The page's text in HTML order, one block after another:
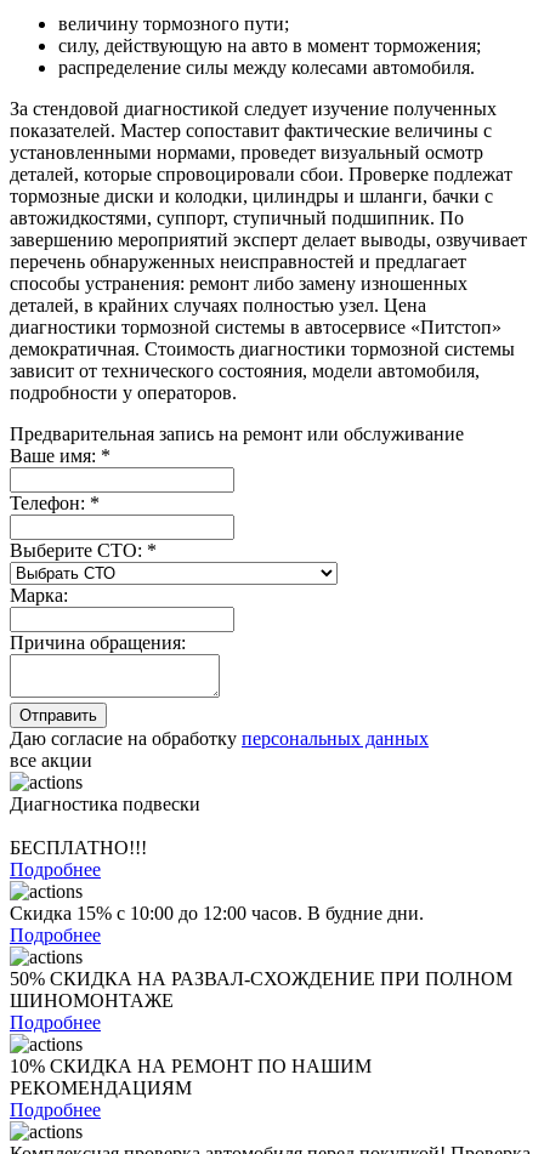
величину тормозного пути;
силу, действующую на авто в момент торможения;
распределение силы между колесами автомобиля.
За стендовой диагностикой следует изучение полученных
показателей. Мастер сопоставит фактические величины с
установленными нормами, проведет визуальный осмотр
деталей, которые спровоцировали сбои. Проверке подлежат
тормозные диски и колодки, цилиндры и шланги, бачки с
автожидкостями, суппорт, ступичный подшипник. По
завершению мероприятий эксперт делает выводы, озвучивает
перечень обнаруженных неисправностей и предлагает
способы устранения: ремонт либо замену изношенных
деталей, в крайних случаях полностью узел. Цена
диагностики тормозной системы в автосервисе «Питстоп»
демократичная. Стоимость диагностики тормозной системы
зависит от технического состояния, модели автомобиля,
подробности у операторов.
Предварительная запись на ремонт или обслуживание
Ваше имя: *
Телефон: *
Выберите СТО: *
Марка:
Причина обращения:
Даю согласие на обработку персональных данных
все акции
Диагностика подвески
БЕСПЛАТНО!!!
Подробнее
Скидка 15% с 10:00 до 12:00 часов. В будние дни.
Подробнее
50% СКИДКА НА РАЗВАЛ-СХОЖДЕНИЕ ПРИ ПОЛНОМ
ШИНОМОНТАЖЕ
Подробнее
10% СКИДКА НА РЕМОНТ ПО НАШИМ
РЕКОМЕНДАЦИЯМ
Подробнее